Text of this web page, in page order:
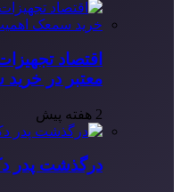
اقتصاد
معتبر در
2 هفته پیش
درگذشت پدر